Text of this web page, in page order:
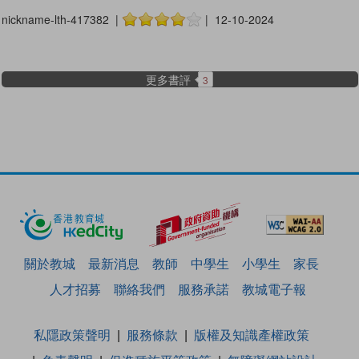
nickname-lth-417382 | | 12-10-2024
更多書評 3
關於教城 最新消息 教師 中學生 小學生
家長
人才招募
聯絡我們 服務承諾 教城電子報
私隱政策聲明 服務條款
版權及知識產權政策